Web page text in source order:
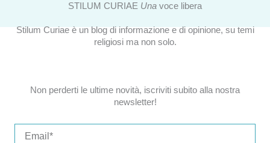
STILUM CURIAE Una voce libera
Stilum Curiae è un blog di informazione e di opinione, su temi
religiosi ma non solo.
Non perderti le ultime novità, iscriviti subito alla nostra
newsletter!